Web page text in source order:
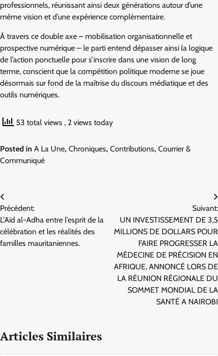
professionnels, réunissant ainsi deux générations autour d’une
même vision et d’une expérience complémentaire.
À travers ce double axe – mobilisation organisationnelle et
prospective numérique – le parti entend dépasser ainsi la logique
de l’action ponctuelle pour s’inscrire dans une vision de long
terme, conscient que la compétition politique moderne se joue
désormais sur fond de la maîtrise du discours médiatique et des
outils numériques.
53 total views , 2 views today
Posted in A La Une, Chroniques, Contributions, Courrier &
Communiqué
Navigation
de
l’article
Précèdent:
L’Aïd al-Adha entre l’esprit de la
célébration et les réalités des
familles mauritaniennes.
Suivant:
UN INVESTISSEMENT DE 3,5
MILLIONS DE DOLLARS POUR
FAIRE PROGRESSER LA
MÉDECINE DE PRÉCISION EN
AFRIQUE, ANNONCÉ LORS DE
LA RÉUNION RÉGIONALE DU
SOMMET MONDIAL DE LA
SANTÉ A NAIROBI
Articles Similaires